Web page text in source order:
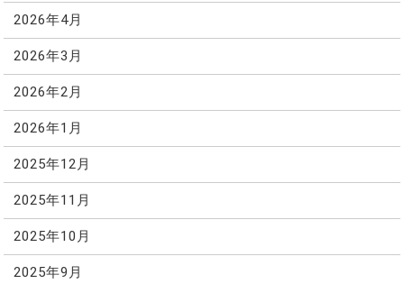
2026年4月
2026年3月
2026年2月
2026年1月
2025年12月
2025年11月
2025年10月
2025年9月